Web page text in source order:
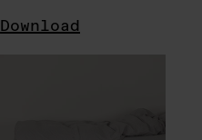
Download